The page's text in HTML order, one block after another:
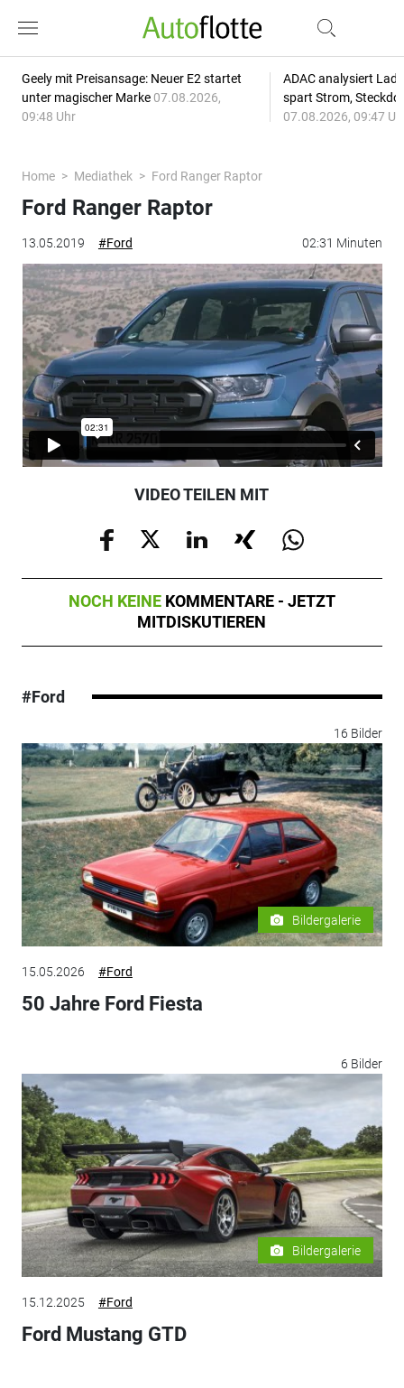
Geely mit Preisansage: Neuer E2 startet
unter magischer Marke 07.08.2026,
09:48 Uhr
ADAC analysiert
spart Strom,
07.08.2026, 09:47
Home Mediathek Ford Ranger Raptor
13.05.2019 #Ford 02:31 Minuten
Ford Ranger Raptor
VIDEO TEILEN MIT
NOCH KEINE KOMMENTARE - JETZT
MITDISKUTIEREN
#Ford
16 Bilder
Bildergalerie
15.05.2026 #Ford
50 Jahre Ford Fiesta
6 Bilder
Bildergalerie
15.12.2025 #Ford
Ford Mustang GTD